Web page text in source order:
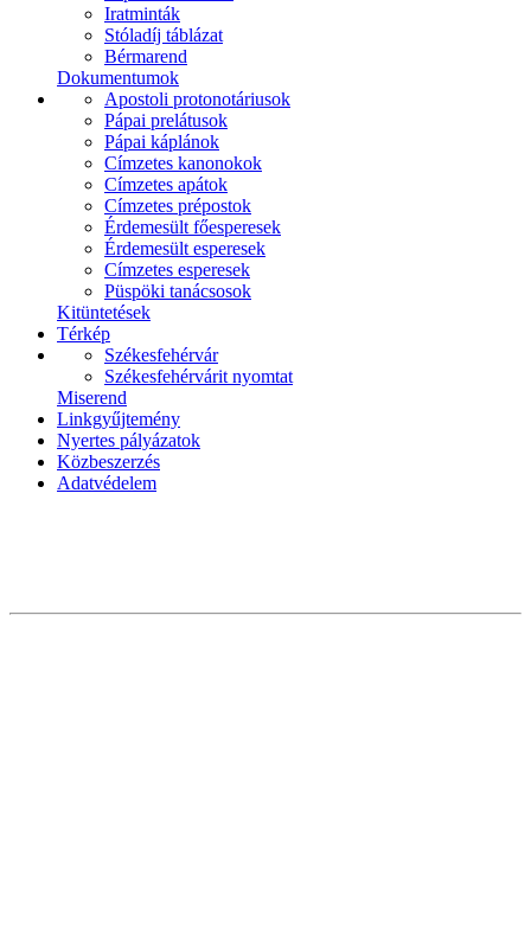
Iratminták
Stóladíj táblázat
Bérmarend
Dokumentumok
Apostoli protonotáriusok
Pápai prelátusok
Pápai káplánok
Címzetes kanonokok
Címzetes apátok
Címzetes prépostok
Érdemesült főesperesek
Érdemesült esperesek
Címzetes esperesek
Püspöki tanácsosok
Kitüntetések
Térkép
Székesfehérvár
Székesfehérvárit nyomtat
Miserend
Linkgyűjtemény
Nyertes pályázatok
Közbeszerzés
Adatvédelem